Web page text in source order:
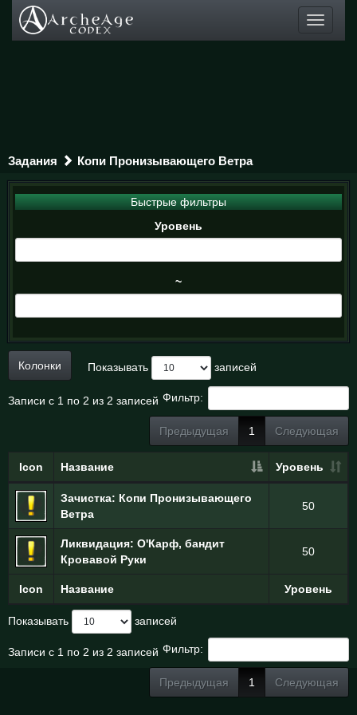
Toggle
Задания Копи Пронизывающего Ветра
Быстрые фильтры
Уровень
~
Колонки Показывать записей
Фильтр:
Записи с 1 по 2 из 2 записей
Предыдущая 1 Следующая
Icon Название Уровень
Icon Название Уровень
Зачистка: Копи Пронизывающего
Ветра
50
Ликвидация: О'Карф, бандит
Кровавой Руки
50
Показывать записей
Фильтр:
Записи с 1 по 2 из 2 записей
Предыдущая 1 Следующая